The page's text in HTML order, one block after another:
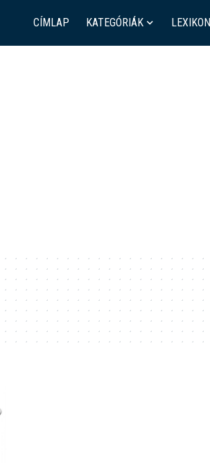
CÍMLAP KATEGÓRIÁK LEXIKON